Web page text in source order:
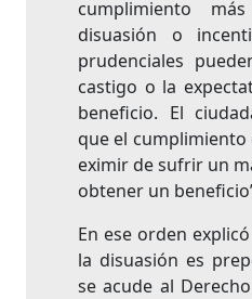
cumplimiento
disuasión o
prudenciales
castigo o la
beneficio. El
que el cumplimiento
eximir de sufrir un
obtener un
En ese orden
la disuasión es
se acude al